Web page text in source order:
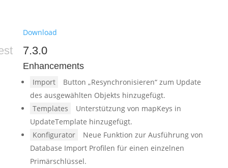
Download
7.3.0
Enhancements
Import
Button „Resynchronisieren“ zum Update
des ausgewählten Objekts hinzugefügt.
Templates
Unterstützung von mapKeys in
UpdateTemplate hinzugefügt.
Konfigurator
Neue Funktion zur Ausführung von
Database Import Profilen für einen einzelnen
Primärschlüssel.